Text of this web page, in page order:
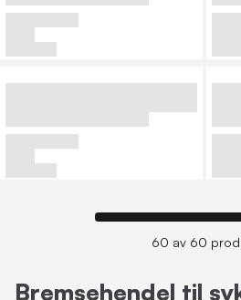
60 av 60
Bremsehendel til